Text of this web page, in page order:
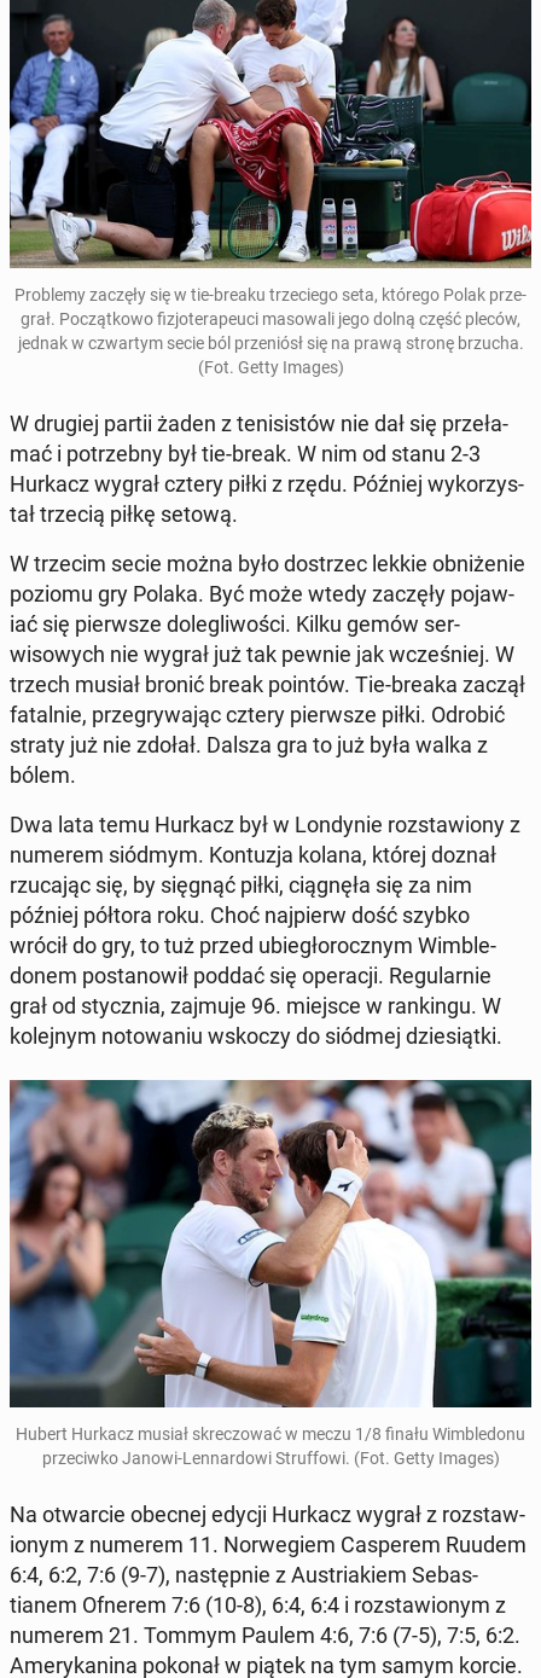
Prob­le­my zaczęły się w tie-breaku trze­ciego seta, którego Polak prze­
grał. Początkowo fizjoter­apeu­ci ma­sowali jego dolną część pleców,
jednak w czwartym secie ból przeniósł się na prawą stronę brzucha.
(Fot. Getty Images)
W drugiej partii żaden z teni­sistów nie dał się przeła­
mać i potrzeb­ny był tie-break. W nim od stanu 2-3
Hurkacz wygrał cztery piłki z rzędu. Później wyko­rzys­
tał trzecią piłkę setową.
W trzecim secie można było dostrzec lekkie ob­niże­nie
poziomu gry Polaka. Być może wtedy zaczęły po­jaw­
iać się pier­wsze dolegli­woś­ci. Kilku gemów ser­
wisowych nie wygrał już tak pewnie jak wcześniej. W
trzech musiał bronić break pointów. Tie-breaka zaczął
fa­tal­nie, prze­gry­wa­jąc cztery pier­wsze piłki. Odrobić
straty już nie zdołał. Dalsza gra to już była walka z
bólem.
Dwa lata temu Hurkacz był w Lon­dynie rozstaw­iony z
numerem siódmym. Kon­tuz­ja kolana, której doznał
rzu­ca­jąc się, by sięgnąć piłki, ciągnęła się za nim
później półtora roku. Choć na­jpierw dość szybko
wrócił do gry, to tuż przed ubiegłorocznym Wim­ble­
donem postanow­ił poddać się op­er­acji. Reg­u­larnie
grał od sty­cz­nia, zajmuje 96. miejsce w rankingu. W
kole­jnym no­towa­niu wskoczy do siódmej dziesiąt­ki.
Hubert Hurkacz musiał skrec­zować w meczu 1/8 finału Wim­ble­donu
prze­ci­wko Janowi-Lennar­dowi Struf­fowi. (Fot. Getty Images)
Na ot­war­cie obecnej edycji Hurkacz wygrał z rozstaw­
ionym z numerem 11. Nor­wegiem Casperem Ruudem
6:4, 6:2, 7:6 (9-7), następ­nie z Aus­tri­akiem Se­bas­
tianem Ofnerem 7:6 (10-8), 6:4, 6:4 i rozstaw­ionym z
numerem 21. Tommym Paulem 4:6, 7:6 (7-5), 7:5, 6:2.
Amerykan­i­na pokonał w piątek na tym samym korcie.